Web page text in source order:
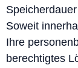
Speicherdauer
Soweit
Ihre
berechtigtes